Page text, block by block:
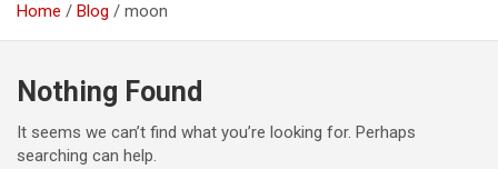
Home Blog moon
Nothing Found
It seems we can’t find what you’re looking for. Perhaps
searching can help.